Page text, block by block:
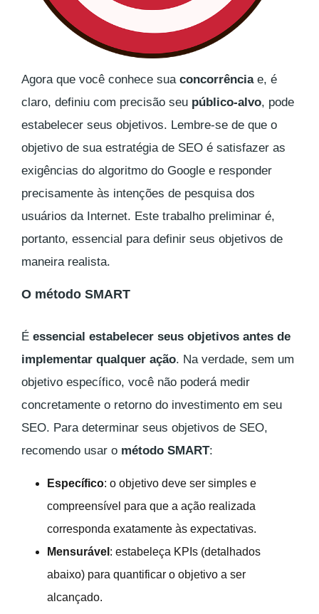
Agora que você conhece sua concorrênciae, é
claro, definiu com precisão seu público-alvo, pode
estabelecer seus objetivos. Lembre-se de que o
objetivo de sua estratégia de SEO é satisfazer as
exigências do algoritmo do Google e responder
precisamente às intenções de pesquisa dos
usuários da Internet. Este trabalho preliminar é,
portanto, essencial para definir seus objetivos de
maneira realista.
O método SMART
É essencial estabelecer seus objetivos antes de
implementar qualquer ação. Na verdade, sem um
objetivo específico, você não poderá medir
concretamente o retorno do investimento em seu
SEO. Para determinar seus objetivos de SEO,
recomendo usar o método SMART:
Específico: o objetivo deve ser simples e
compreensível para que a ação realizada
corresponda exatamente às expectativas.
Mensurável : estabeleça KPIs (detalhados
abaixo) para quantificar o objetivo a ser
alcançado.